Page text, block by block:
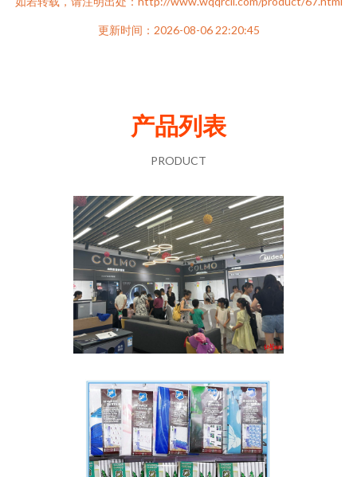
更新时间：2026-08-06 22:20:45
产品列表
PRODUCT